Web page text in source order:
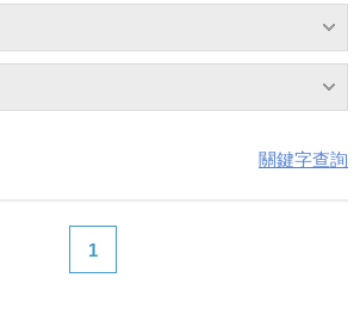
關鍵字查詢
1